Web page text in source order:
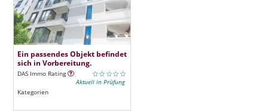
Ein passendes Objekt befindet
sich in Vorbereitung.
DAS Immo Rating
Aktuell in Prüfung
Kategorien